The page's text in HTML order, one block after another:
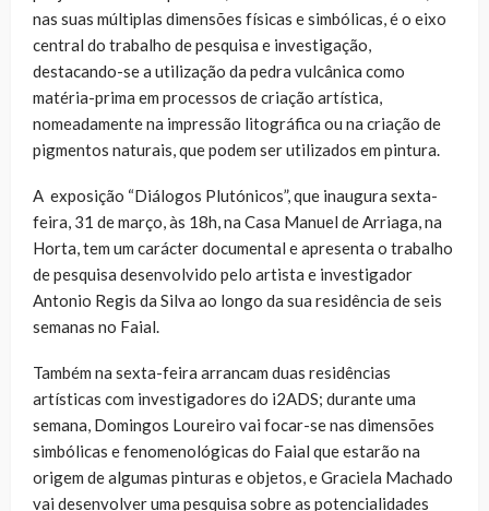
nas suas múltiplas dimensões físicas e simbólicas, é o eixo
central do trabalho de pesquisa e investigação,
destacando-se a utilização da pedra vulcânica como
matéria-prima em processos de criação artística,
nomeadamente na impressão litográfica ou na criação de
pigmentos naturais, que podem ser utilizados em pintura.
A exposição “Diálogos Plutónicos”, que inaugura sexta-
feira, 31 de março, às 18h, na Casa Manuel de Arriaga, na
Horta, tem um carácter documental e apresenta o trabalho
de pesquisa desenvolvido pelo artista e investigador
Antonio Regis da Silva ao longo da sua residência de seis
semanas no Faial.
Também na sexta-feira arrancam duas residências
artísticas com investigadores do i2ADS; durante uma
semana, Domingos Loureiro vai focar-se nas dimensões
simbólicas e fenomenológicas do Faial que estarão na
origem de algumas pinturas e objetos, e Graciela Machado
vai desenvolver uma pesquisa sobre as potencialidades